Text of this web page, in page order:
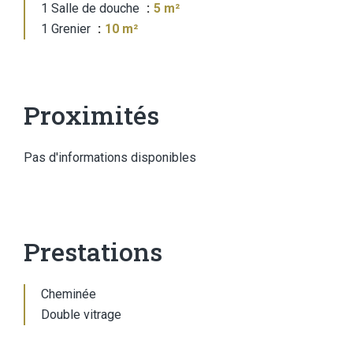
1 Salle de douche
5 m²
1 Grenier
10 m²
Proximités
Pas d'informations disponibles
Prestations
Cheminée
Double vitrage